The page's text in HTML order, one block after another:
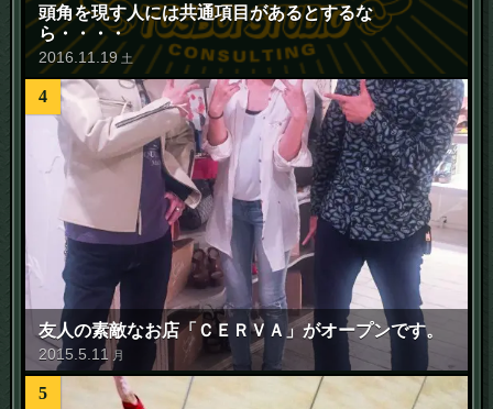
頭角を現す人には共通項目があるとするな
ら・・・・
2016 11 19 土
4
友人の素敵なお店「ＣＥＲＶＡ」がオープンです。
2015 5 11 月
5